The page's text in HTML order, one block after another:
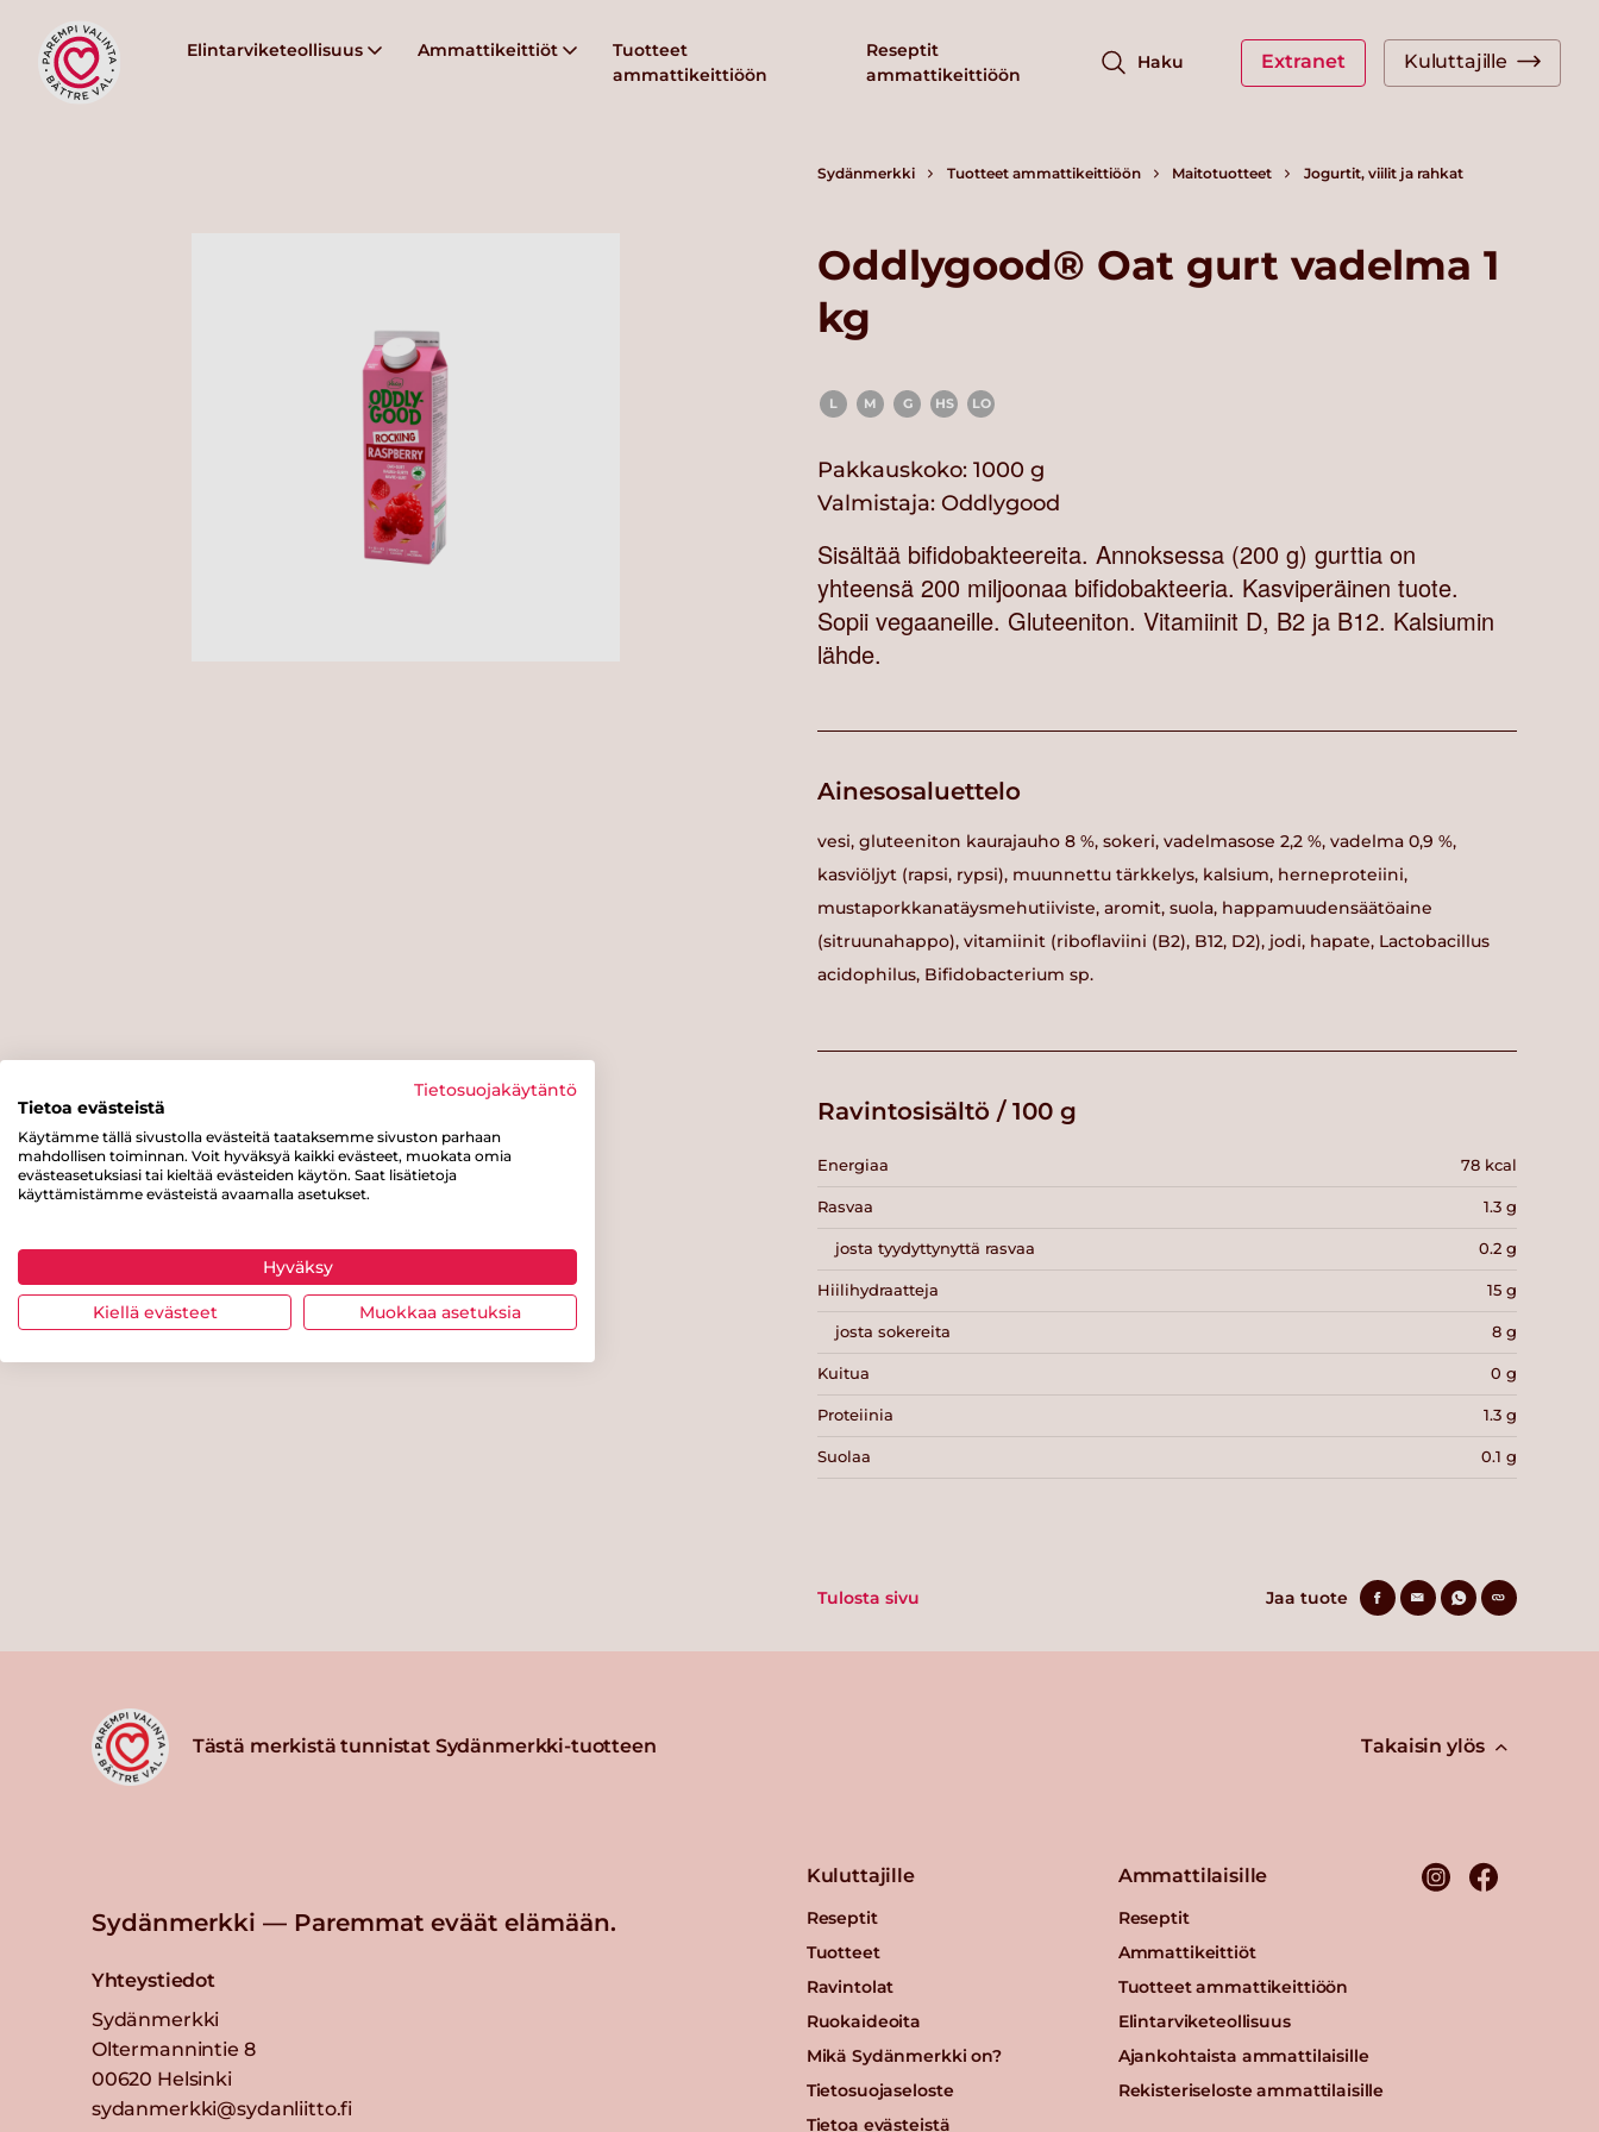
Elintarviketeollisuus Ammattikeittiöt
Tuotteet
ammattikeittiöön
Reseptit
ammattikeittiöön
Haku Extranet Kuluttajille
Sydänmerkki Tuotteet ammattikeittiöön Maitotuotteet Jogurtit, viilit ja rahkat
Oddlygood® Oat gurt vadelma 1
kg
L M G HS LO
Pakkauskoko: 1000 g
Valmistaja: Oddlygood
Sisältää bifidobakteereita. Annoksessa (200 g) gurttia on
yhteensä 200 miljoonaa bifidobakteeria. Kasviperäinen tuote.
Sopii vegaaneille. Gluteeniton. Vitamiinit D, B2 ja B12. Kalsiumin
lähde.
Ainesosaluettelo
vesi, gluteeniton kaurajauho 8 %, sokeri, vadelmasose 2,2 %, vadelma 0,9 %,
kasviöljyt (rapsi, rypsi), muunnettu tärkkelys, kalsium, herneproteiini,
mustaporkkanatäysmehutiiviste, aromit, suola, happamuudensäätöaine
(sitruunahappo), vitamiinit (riboflaviini (B2), B12, D2), jodi, hapate, Lactobacillus
acidophilus, Bifidobacterium sp.
Ravintosisältö / 100 g
Energiaa 78 kcal
Rasvaa 1.3 g
josta tyydyttynyttä rasvaa 0.2 g
Hiilihydraatteja 15 g
josta sokereita 8 g
Kuitua 0 g
Proteiinia 1.3 g
Suolaa 0.1 g
Tulosta sivu Jaa tuote
Tästä merkistä tunnistat Sydänmerkki-tuotteen Takaisin ylös
Sydänmerkki — Paremmat eväät elämään.
Yhteystiedot
Sydänmerkki
Oltermannintie 8
00620 Helsinki
sydanmerkki@sydanliitto.fi
Kuluttajille
Reseptit
Tuotteet
Ravintolat
Ruokaideoita
Mikä Sydänmerkki on?
Tietosuojaseloste
Tietoa evästeistä
Ammattilaisille
Reseptit
Ammattikeittiöt
Tuotteet ammattikeittiöön
Elintarviketeollisuus
Ajankohtaista ammattilaisille
Rekisteriseloste ammattilaisille
Tietosuojakäytäntö
Tietoa evästeistä
Käytämme tällä sivustolla evästeitä taataksemme sivuston parhaan
mahdollisen toiminnan. Voit hyväksyä kaikki evästeet, muokata omia
evästeasetuksiasi tai kieltää evästeiden käytön. Saat lisätietoja
käyttämistämme evästeistä avaamalla asetukset.
Hyväksy
Kiellä evästeet Muokkaa asetuksia